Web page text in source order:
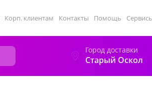
Корп. клиентам Контакты Помощь
Город доставки
Старый Оскол